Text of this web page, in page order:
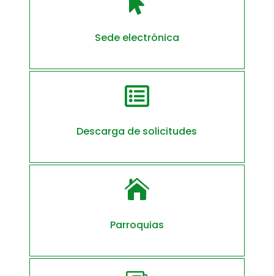
Sede electrónica

Descarga de solicitudes

Parroquias